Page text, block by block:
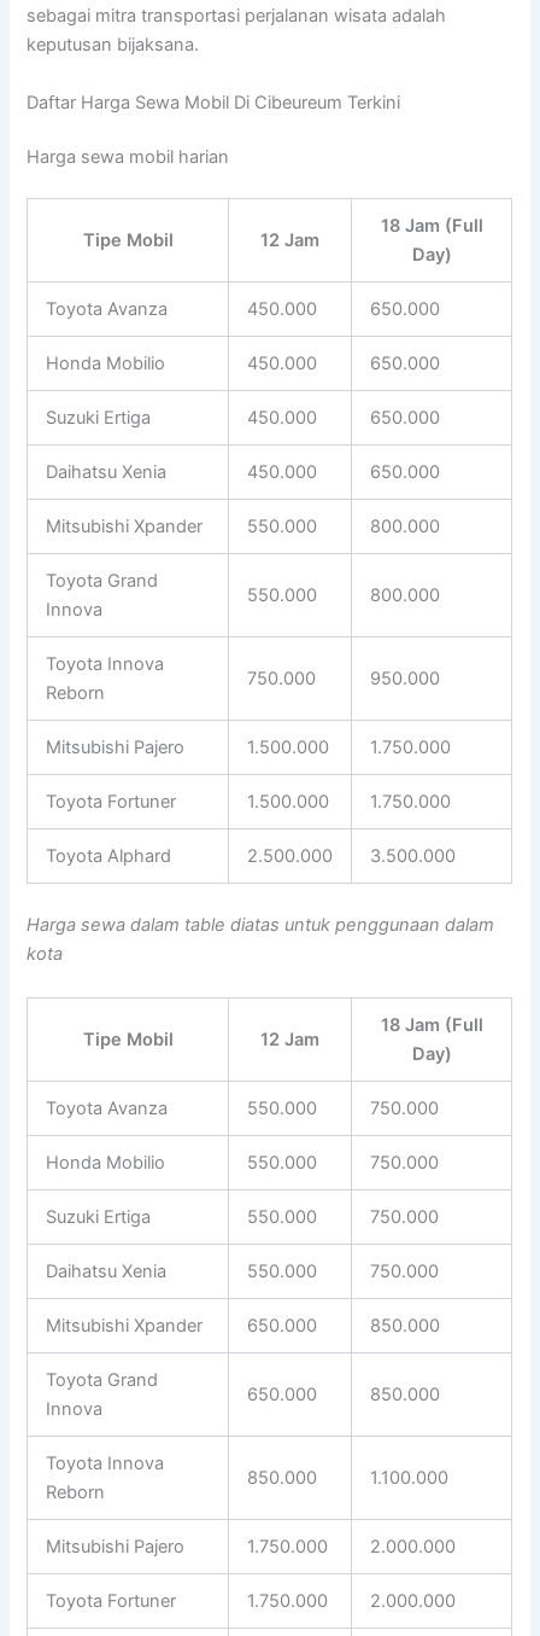
sebagai mitra transportasi perjalanan wisata adalah
keputusan bijaksana.
Daftar Harga Sewa Mobil Di Cibeureum Terkini
Harga sewa mobil harian
Tipe Mobil 12 Jam
18 Jam (Full
Day)
Toyota Avanza 450.000 650.000
Honda Mobilio 450.000 650.000
Suzuki Ertiga 450.000 650.000
Daihatsu Xenia 450.000 650.000
Mitsubishi Xpander 550.000 800.000
Toyota Grand
Innova
550.000 800.000
Toyota Innova
Reborn
750.000 950.000
Mitsubishi Pajero 1.500.000 1.750.000
Toyota Fortuner 1.500.000 1.750.000
Toyota Alphard 2.500.000 3.500.000
Harga sewa dalam table diatas untuk penggunaan dalam
kota
Tipe Mobil 12 Jam
18 Jam (Full
Day)
Toyota Avanza 550.000 750.000
Honda Mobilio 550.000 750.000
Suzuki Ertiga 550.000 750.000
Daihatsu Xenia 550.000 750.000
Mitsubishi Xpander 650.000 850.000
Toyota Grand
Innova
650.000 850.000
Toyota Innova
Reborn
850.000 1.100.000
Mitsubishi Pajero 1.750.000 2.000.000
Toyota Fortuner 1.750.000 2.000.000